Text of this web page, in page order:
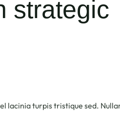
strategic
lacinia turpis tristique sed.